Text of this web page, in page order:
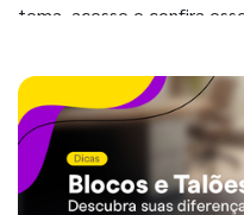
tema, acesse e confira